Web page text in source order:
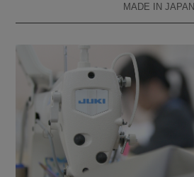
MADE IN JAPAN